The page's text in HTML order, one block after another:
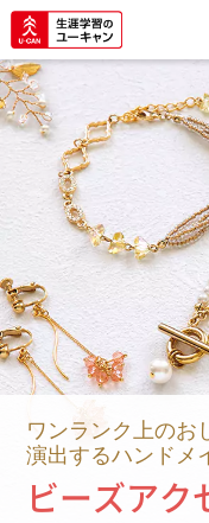
ワンランク上のお
演出するハンドメ
ビーズアク